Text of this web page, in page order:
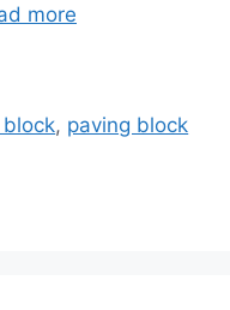
more
, paving block